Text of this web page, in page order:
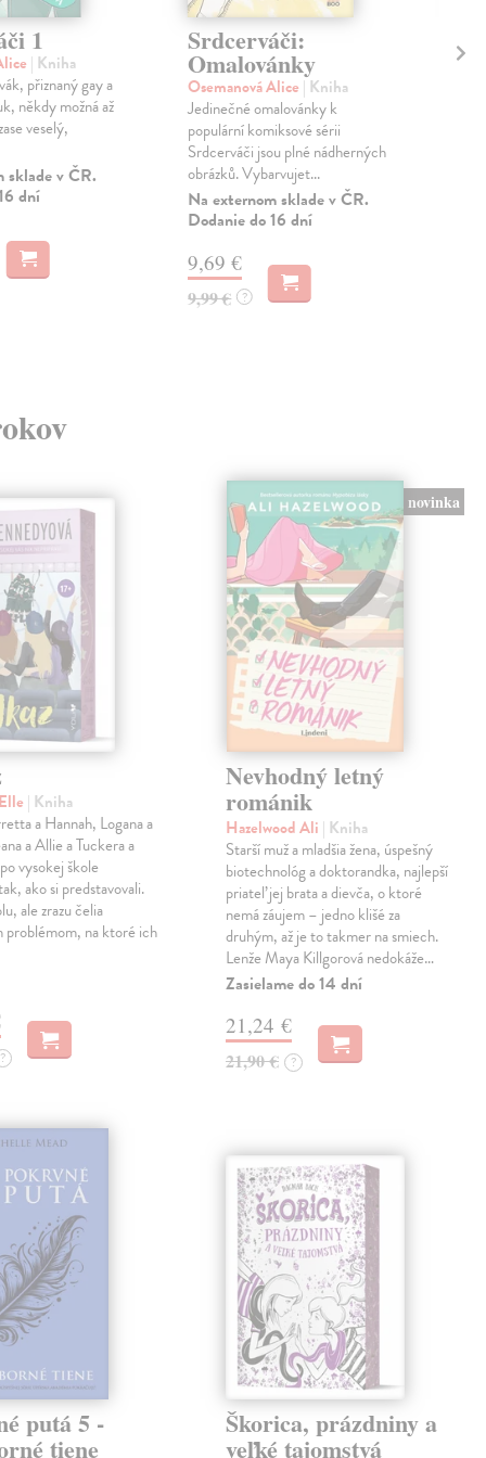
1
| Kniha
přiznaný gay a
někdy možná až
veselý,
sklade v ČR.
dní
Srdcerváči:
Omalovánky
Osemanová Alice | Kniha
Jedinečné omalovánky k
populární komiksové sérii
Srdcerváči jsou plné nádherných
obrázků. Vybarvujet...
Na externom sklade v ČR.
Dodanie do 16 dní
9,69 €
9,99 € ?
| Kniha
a Hannah, Logana a
a Allie a Tuckera a
vysokej škole
ako si predstavovali.
ale zrazu čelia
problémom, na ktoré ich
?
novinka
Nevhodný letný
románik
Hazelwood Ali | Kniha
Starší muž a mladšia žena, úspešný
biotechnológ a doktorandka, najlepší
priateľ jej brata a dievča, o ktoré
nemá záujem – jedno klišé za
druhým, až je to takmer na smiech.
Lenže Maya Killgorová nedokáže…
Zasielame do 14 dní
21,24 €
21,90 € ?
putá 5 -
tiene
Škorica, prázdniny a
veľké tajomstvá